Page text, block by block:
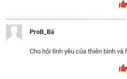
ProB_Bá
Cho hỏi tình yêu của thiên bình và